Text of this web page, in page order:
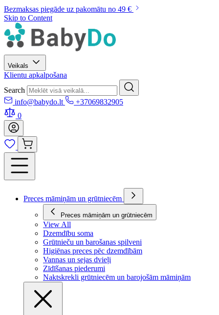
Bezmaksas piegāde uz pakomātu no 49 €
Skip to Content
Veikals
Klientu apkalpošana
Search
info@babydo.lt
+37069832905
0
Preces māmiņām un grūtniecēm
Preces māmiņām un grūtniecēm
View All
Dzemdību soma
Grūtnieču un barošanas spilveni
Higiēnas preces pēc dzemdībām
Vannas un sejas dvieļi
Zīdīšanas piederumi
Naktskrekli grūtniecēm un barojošām māmiņām